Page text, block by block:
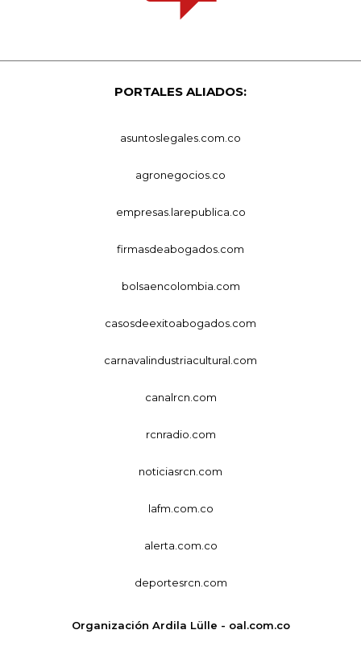
PORTALES ALIADOS:
asuntoslegales.com.co
agronegocios.co
empresas.larepublica.co
firmasdeabogados.com
bolsaencolombia.com
casosdeexitoabogados.com
carnavalindustriacultural.com
canalrcn.com
rcnradio.com
noticiasrcn.com
lafm.com.co
alerta.com.co
deportesrcn.com
Organización Ardila Lülle - oal.com.co